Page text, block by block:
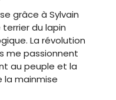
grâce à Sylvain
terrier du lapin
La révolution
me passionnent
au peuple et la
la mainmise